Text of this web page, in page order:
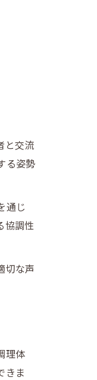
と交流
る姿勢
通じ
協調性
切な声
理体
きま